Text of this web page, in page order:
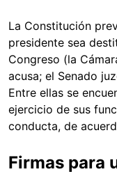
La Constitución
presidente sea
Congreso (la
acusa; el Senado
Entre ellas se
ejercicio de sus
conducta, de
Firmas para